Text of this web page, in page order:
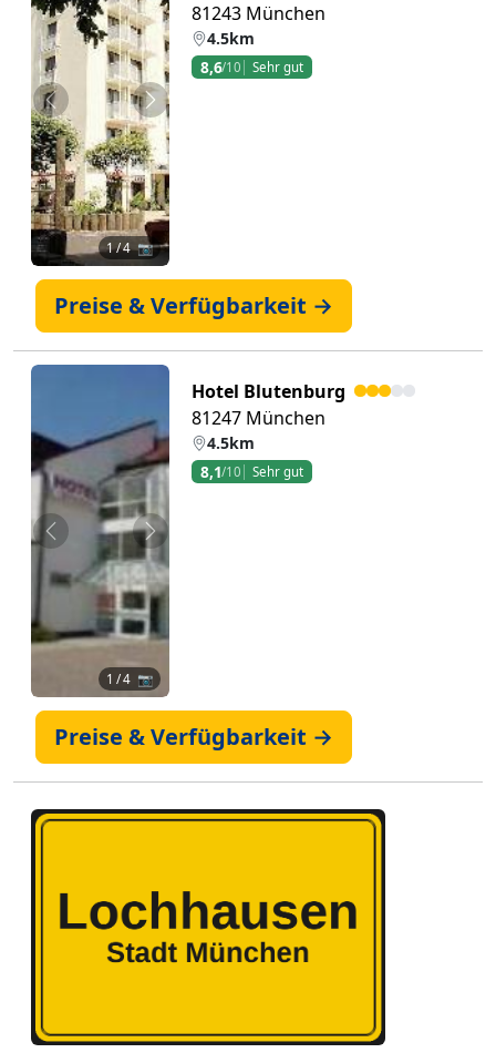
Zurück Weiter
1/ 4 📷
81243 München
4.5km
8,6/10 Sehr gut
Preise & Verfügbarkeit →
Zurück Weiter
1 / 4 📷
Hotel Blutenburg
81247 München
4.5km
8,1/10 Sehr gut
Preise & Verfügbarkeit →